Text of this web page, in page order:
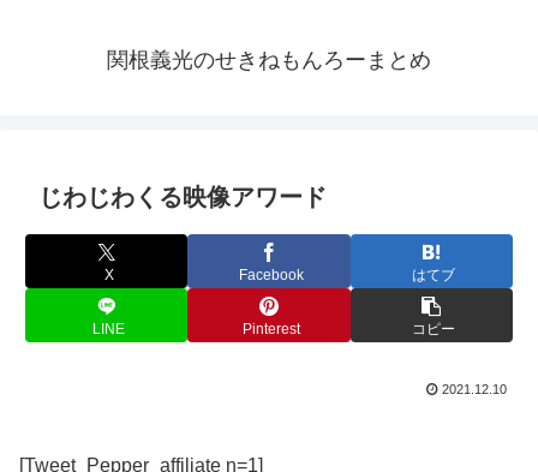
関根義光のせきねもんろーまとめ
じわじわくる映像アワード
X Facebook はてブ
LINE Pinterest コピー
2021.12.10
[Tweet_Pepper_affiliate n=1]